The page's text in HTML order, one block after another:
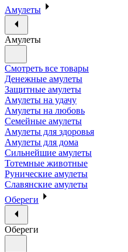
Амулеты
Амулеты
Смотреть все товары
Денежные амулеты
Защитные амулеты
Амулеты на удачу
Амулеты на любовь
Семейные амулеты
Амулеты для здоровья
Амулеты для дома
Сильнейшие амулеты
Тотемные животные
Рунические амулеты
Славянские амулеты
Обереги
Обереги